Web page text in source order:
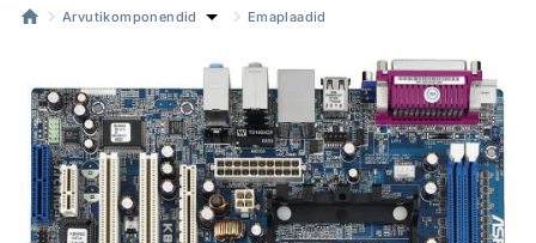
Arvutikomponendid Emaplaadid